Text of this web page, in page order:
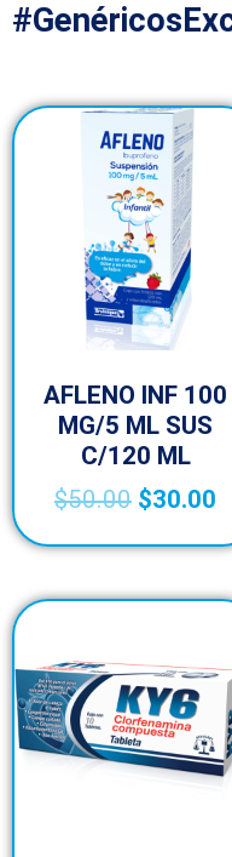
AFLENO INF 100
MG/5 ML SUS
C/120 ML
$50.00 $30.00